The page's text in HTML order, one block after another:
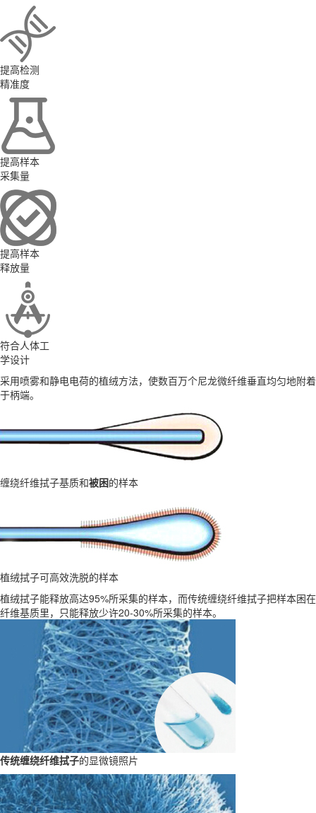
提高检测
精准度
提高样本
采集量
提高样本
释放量
符合人体工
学设计
采用喷雾和静电电荷的植绒方法，使数百万个尼龙微纤维垂直均匀地附着
于柄端。
缠绕纤维拭子基质和被困的样本
植绒拭子可高效洗脱的样本
植绒拭子能释放高达95%所采集的样本，而传统缠绕纤维拭子把样本困在
纤维基质里，只能释放少许20-30%所采集的样本。
传统缠绕纤维拭子的显微镜照片